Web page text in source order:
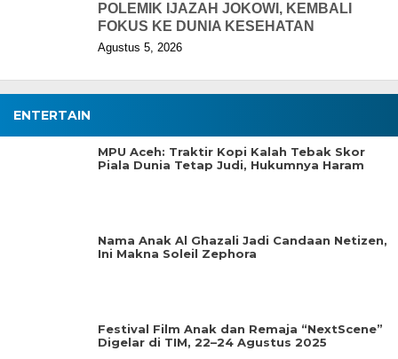
POLEMIK IJAZAH JOKOWI, KEMBALI
FOKUS KE DUNIA KESEHATAN
Agustus 5, 2026
ENTERTAIN
MPU Aceh: Traktir Kopi Kalah Tebak Skor
Piala Dunia Tetap Judi, Hukumnya Haram
Nama Anak Al Ghazali Jadi Candaan Netizen,
Ini Makna Soleil Zephora
Festival Film Anak dan Remaja “NextScene”
Digelar di TIM, 22–24 Agustus 2025